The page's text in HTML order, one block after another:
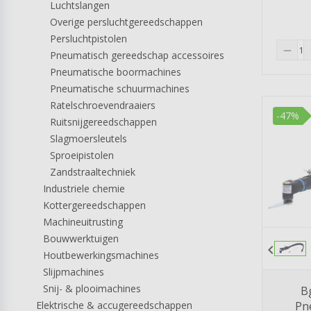
Luchtslangen
Overige persluchtgereedschappen
Persluchtpistolen
Pneumatisch gereedschap accessoires
Pneumatische boormachines
Pneumatische schuurmachines
Ratelschroevendraaiers
Ruitsnijgereedschappen
Slagmoersleutels
Sproeipistolen
Zandstraaltechniek
Industriele chemie
Kottergereedschappen
Machineuitrusting
Bouwwerktuigen
Houtbewerkingsmachines
Slijpmachines
Snij- & plooimachines
Elektrische & accugereedschappen
remove
-47%
chevron_left